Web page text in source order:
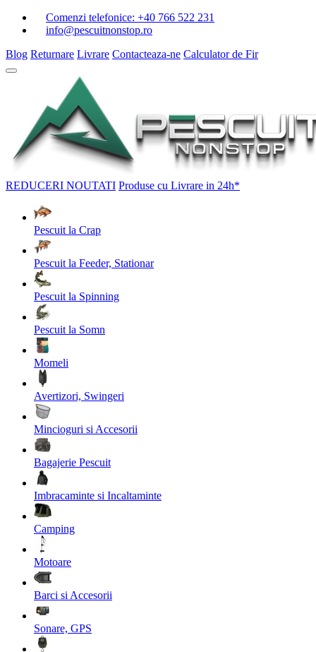
Comenzi telefonice: +40 766 522 231
info@pescuitnonstop.ro
Blog Returnare Livrare Contacteaza-ne Calculator de Fir
REDUCERI NOUTATI Produse cu Livrare in 24h*
Pescuit la Crap
Pescuit la Feeder, Stationar
Pescuit la Spinning
Pescuit la Somn
Momeli
Avertizori, Swingeri
Mincioguri si Accesorii
Bagajerie Pescuit
Imbracaminte si Incaltaminte
Camping
Motoare
Barci si Accesorii
Sonare, GPS